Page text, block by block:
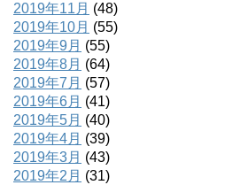
2019年11月 (48)
2019年10月 (55)
2019年9月 (55)
2019年8月 (64)
2019年7月 (57)
2019年6月 (41)
2019年5月 (40)
2019年4月 (39)
2019年3月 (43)
2019年2月 (31)